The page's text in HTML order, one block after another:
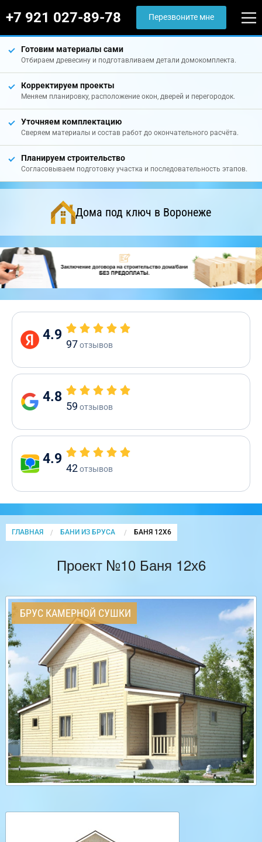
+7 921 027-89-78 Перезвоните мне
Готовим материалы сами
Отбираем древесину и подготавливаем детали домокомплекта.
Корректируем проекты
Меняем планировку, расположение окон, дверей и перегородок.
Уточняем комплектацию
Сверяем материалы и состав работ до окончательного расчёта.
Планируем строительство
Согласовываем подготовку участка и последовательность этапов.
Дома под ключ в Воронеже
4.9
97отзывов
4.8
59 отзывов
4.9
42отзывов
ГЛАВНАЯ БАНИ ИЗ БРУСА CURRENT:
БАНЯ 12Х6
Проект №10 Баня 12х6
БРУС КАМЕРНОЙ СУШКИ